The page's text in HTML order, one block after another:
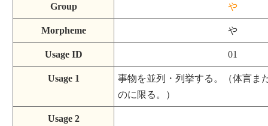
Group や
Morpheme や
Usage ID 01
Usage 1
事物を並列・列挙する。（体言ま
のに限る。）
Usage 2